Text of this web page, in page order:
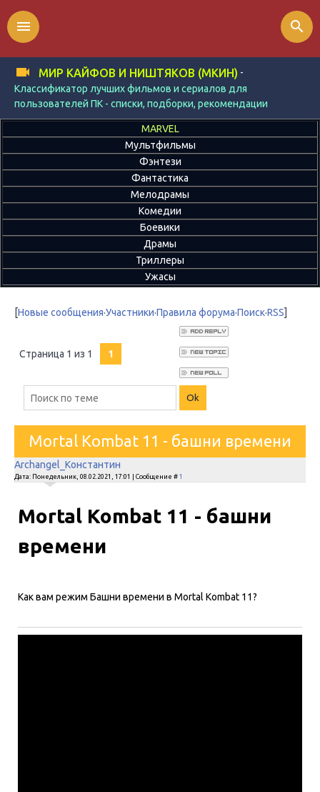
МИР КАЙФОВ И НИШТЯКОВ (МКИН) -
Классификатор лучших фильмов и сериалов для
пользователей ПК - списки, подборки, рекомендации
menu search
MARVEL
Мультфильмы
Фэнтези
Фантастика
Мелодрамы
Комедии
Боевики
Драмы
Триллеры
Ужасы
[Новые сообщения·Участники·Правила форума·Поиск·RSS]
Страница 1 из 1 1
Mortal Kombat 11 - башни времени
Archangel_Константин
Дата: Понедельник, 08.02.2021, 17:01 | Сообщение # 1
Mortal Kombat 11 - башни
времени
Как вам режим Башни времени в Mortal Kombat 11?